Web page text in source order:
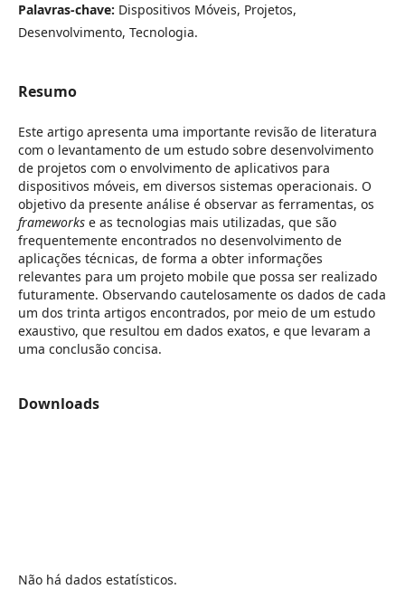
Palavras-chave: Dispositivos Móveis, Projetos,
Desenvolvimento, Tecnologia.
Resumo
Este artigo apresenta uma importante revisão de literatura
com o levantamento de um estudo sobre desenvolvimento
de projetos com o envolvimento de aplicativos para
dispositivos móveis, em diversos sistemas operacionais. O
objetivo da presente análise é observar as ferramentas, os
frameworkse as tecnologias mais utilizadas, que são
frequentemente encontrados no desenvolvimento de
aplicações técnicas, de forma a obter informações
relevantes para um projeto mobile que possa ser realizado
futuramente. Observando cautelosamente os dados de cada
um dos trinta artigos encontrados, por meio de um estudo
exaustivo, que resultou em dados exatos, e que levaram a
uma conclusão concisa.
Downloads
Não há dados estatísticos.